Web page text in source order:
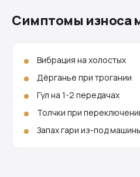
Симптомы износа
Вибрация на холостых
Дёрганье при трогании
Гул на 1-2 передачах
Толчки при
Запах гари из-под